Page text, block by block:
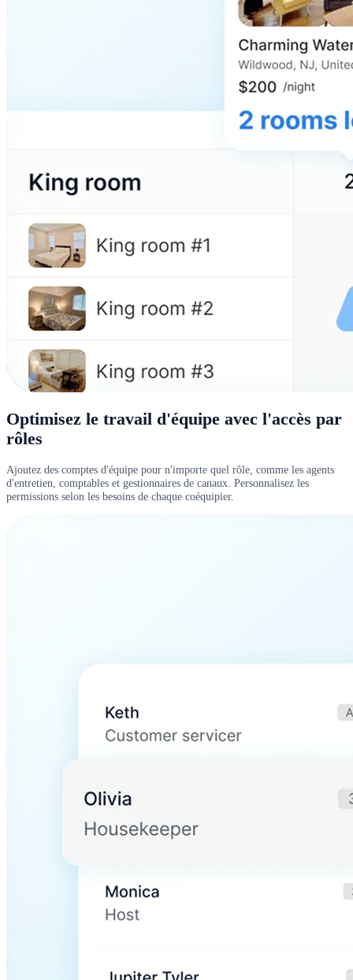
Optimisez le travail d'équipe avec l'accès par
rôles
Ajoutez des comptes d'équipe pour n'importe quel rôle, comme les agents
d'entretien, comptables et gestionnaires de canaux. Personnalisez les
permissions selon les besoins de chaque coéquipier.